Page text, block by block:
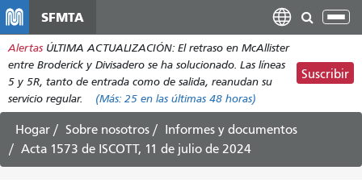
contenido
principal
SFMTA
Alertas ÚLTIMA ACTUALIZACIÓN: El retraso en McAllister
entre Broderick y Divisadero se ha solucionado. Las líneas
5 y 5R, tanto de entrada como de salida, reanudan su
servicio regular.
(Más: 25 en las últimas 48 horas)
Suscribir
Hogar Sobre nosotros
Informes y documentos
Acta 1573 de ISCOTT, 11 de julio de 2024